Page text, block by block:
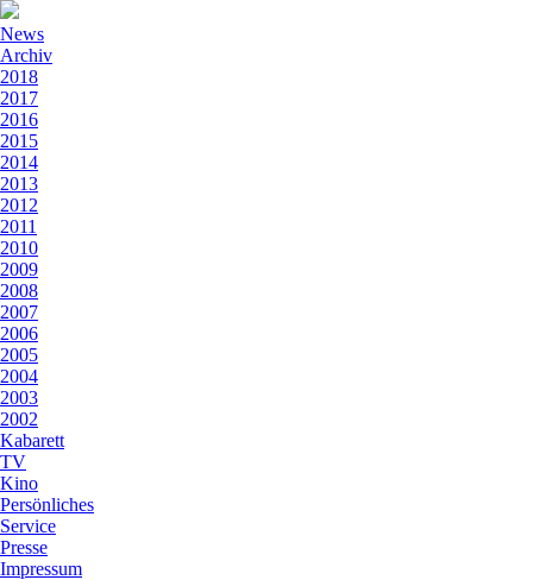
News
Archiv
2018
2017
2016
2015
2014
2013
2012
2011
2010
2009
2008
2007
2006
2005
2004
2003
2002
Kabarett
TV
Kino
Persönliches
Service
Presse
Impressum